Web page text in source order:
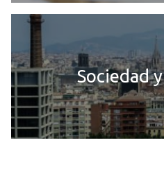
Sociedad